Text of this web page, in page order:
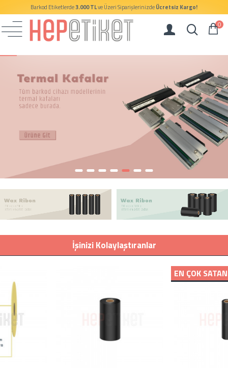
Barkod Etiketlerde3.000 TLve Üzeri SiparişlerinizdeÜcretsiz Kargo!
0
İşinizi Kolaylaştıranlar